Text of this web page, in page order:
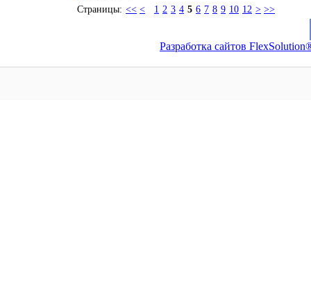
Страницы: << < 1 2 3 4 5 6 7 8 9 10 12 > >>
Разработка сайтов